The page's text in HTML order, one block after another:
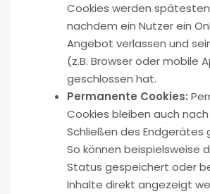
Cookies werden
nachdem ein Nutzer ein
Angebot verlassen und
(z.B. Browser oder mobile
geschlossen hat.
Permanente Cookies:
Cookies bleiben auch
Schließen des Endgerätes
So können beispielsweise
Status gespeichert oder
Inhalte direkt angezeigt